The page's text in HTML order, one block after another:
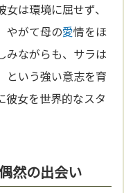
は環境に屈せず、
やがて母の愛情をほ
みながらも、サラは
という強い意志を育
彼女を世界的なスタ
然の出会い